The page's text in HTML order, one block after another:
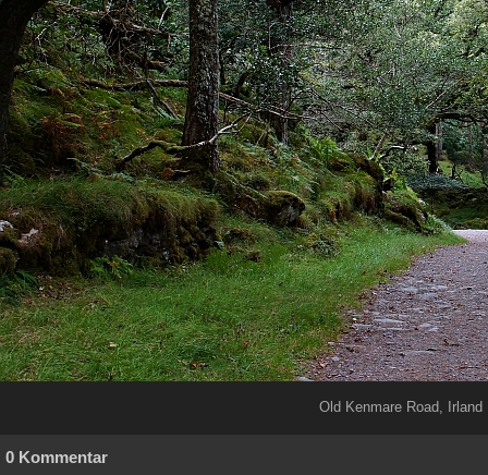
Old Kenmare Road, Irland
0 Kommentar